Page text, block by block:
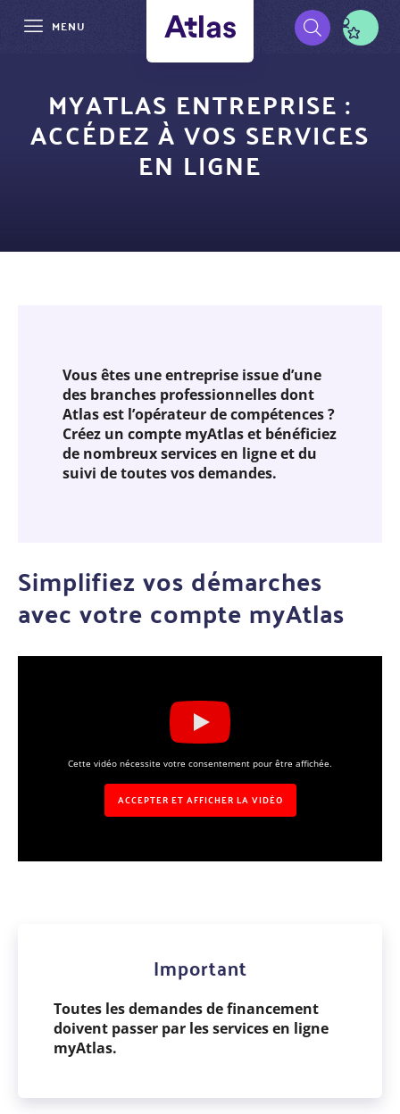
contenu
MENU
Pré-
navigation
MYATLAS ENTREPRISE :
ACCÉDEZ À VOS SERVICES
EN LIGNE
Vous êtes une entreprise issue d’une
des branches professionnelles dont
Atlas est l’opérateur de compétences ?
Créez un compte myAtlas et bénéficiez
de nombreux services en ligne et du
suivi de toutes vos demandes.
Simplifiez vos démarches
avec votre compte myAtlas
Cette vidéo nécessite votre consentement pour être affichée.
ACCEPTER ET AFFICHER LA VIDÉO
Important
Toutes les demandes de financement
doivent passer par les services en ligne
myAtlas.